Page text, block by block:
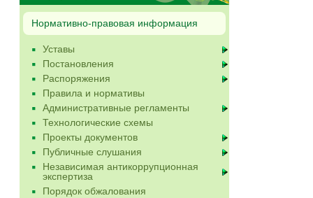
Нормативно-правовая информация
Уставы
Постановления
Распоряжения
Правила и нормативы
Административные регламенты
Технологические схемы
Проекты документов
Публичные слушания
Независимая антикоррупционная
экспертиза
Порядок обжалования